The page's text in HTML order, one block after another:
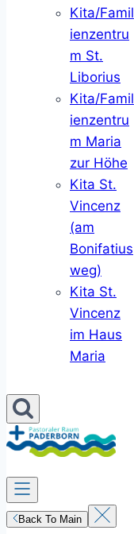
Kita/Famil
ienzentru
m St.
Liborius
Kita/Famil
ienzentru
m Maria
zur Höhe
Kita St.
Vincenz
(am
Bonifatius
weg)
Kita St.
Vincenz
im Haus
Maria
Back To Main